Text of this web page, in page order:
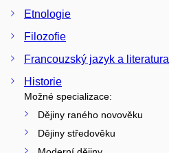
Etnologie
Filozofie
Francouzský jazyk a literatura
Historie
Možné specializace:
Dějiny raného novověku
Dějiny středověku